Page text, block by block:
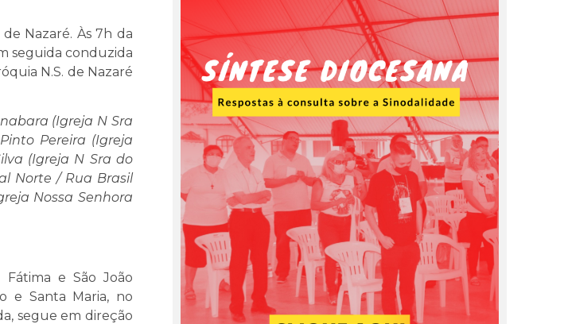
Nazaré. Às 7h da
seguida conduzida
N.S. de Nazaré
(Igreja N Sra
Pereira (Igreja
(Igreja N Sra do
Norte / Rua Brasil
Nossa Senhora
e São João
e Santa Maria, no
segue em direção